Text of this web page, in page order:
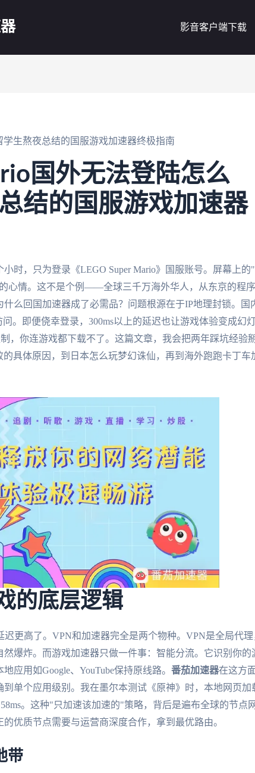
影音客户端下载
学生熬夜总结的国服游戏加速器终极指南
国外无法登陆怎么
结的国服游戏加速器
时，只为登录《LEGO Super Mario》国服账号。屏幕上的
心情。这不是个例——全球三千万海外华人，从东京的程
么回国加速器成了必需品？问题根源在于IP地理封锁。国
。即便侥幸登录，300ms以上的延迟也让游戏体验变成幻
，你连游戏都下载不了。这篇文章，我会把两年踩坑经验
的具体原因，到日本怎么玩梦幻诛仙，再到海外跑跑卡丁车
的底层逻辑
更高了。VPN和加速器完全是两个物种。VPN是全局代理
爆炸。而游戏加速器只做一件事：智能分流。它识别你的
应用如Google、YouTube保持原线路。 番茄加速器在这方
单个应用级别。我在墨尔本测试《原神》时，本地网页加
。这种"只加速该加速的"策略，背后是遍布全球的节点网
优质节点需要与运营商深度合作，拿到最优路由。
带